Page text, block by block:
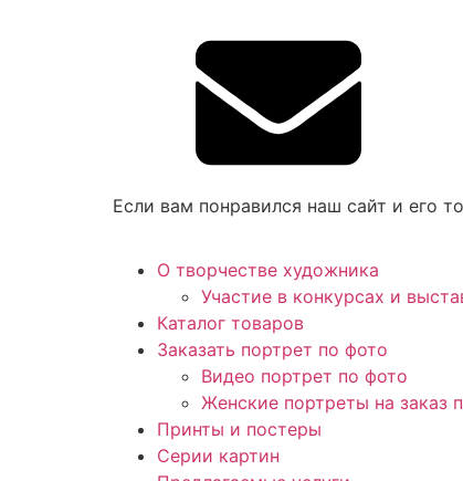
Если вам понравился наш сайт и его
О творчестве художника
Участие в конкурсах и
Каталог товаров
Заказать портрет по фото
Видео портрет по фото
Женские портреты на заказ
Принты и постеры
Серии картин